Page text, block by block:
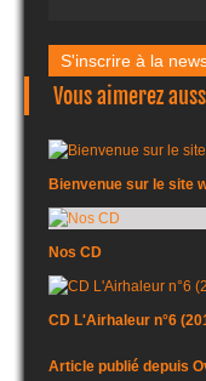
S'inscrire à la
Vous aimerez
Bienvenue sur le site
Nos CD
CD L'Airhaleur n°6
Article publié depuis